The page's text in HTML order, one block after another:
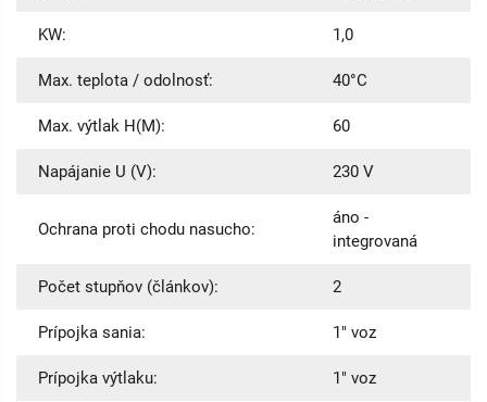
KW: 1,0
Max. teplota / odolnosť: 40°C
Max. výtlak H(M): 60
Napájanie U (V): 230 V
Ochrana proti chodu nasucho:
áno -
integrovaná
Počet stupňov (článkov): 2
Prípojka sania: 1" voz
Prípojka výtlaku: 1" voz